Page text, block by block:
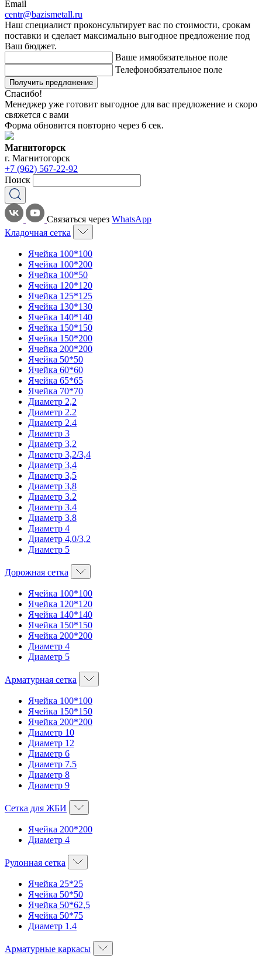
Email
centr@bazismetall.ru
Наш специалист проконсультирует вас по стоимости, срокам
поставки и сделает максимально выгодное предложение под
Ваш бюджет.
Ваше имяобязательное поле
Телефонобязательное поле
Получить предложение
Спасибо!
Менеджер уже готовит выгодное для вас предложение и скоро
свяжется с вами
Форма обновится повторно через 6 сек.
Магнитогорск
г. Магнитогорск
+7 (962) 567-22-92
Поиск
Связаться через WhatsApp
Кладочная сетка
Ячейка 100*100
Ячейка 100*200
Ячейка 100*50
Ячейка 120*120
Ячейка 125*125
Ячейка 130*130
Ячейка 140*140
Ячейка 150*150
Ячейка 150*200
Ячейка 200*200
Ячейка 50*50
Ячейка 60*60
Ячейка 65*65
Ячейка 70*70
Диаметр 2,2
Диаметр 2.2
Диаметр 2.4
Диаметр 3
Диаметр 3,2
Диаметр 3,2/3,4
Диаметр 3,4
Диаметр 3,5
Диаметр 3,8
Диаметр 3.2
Диаметр 3.4
Диаметр 3.8
Диаметр 4
Диаметр 4,0/3,2
Диаметр 5
Дорожная сетка
Ячейка 100*100
Ячейка 120*120
Ячейка 140*140
Ячейка 150*150
Ячейка 200*200
Диаметр 4
Диаметр 5
Арматурная сетка
Ячейка 100*100
Ячейка 150*150
Ячейка 200*200
Диаметр 10
Диаметр 12
Диаметр 6
Диаметр 7.5
Диаметр 8
Диаметр 9
Сетка для ЖБИ
Ячейка 200*200
Диаметр 4
Рулонная сетка
Ячейка 25*25
Ячейка 50*50
Ячейка 50*62,5
Ячейка 50*75
Диаметр 1.4
Арматурные каркасы